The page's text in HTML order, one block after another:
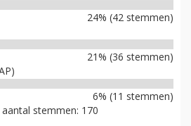
24% (42 stemmen)
21% (36 stemmen)
6% (11 stemmen)
stemmen: 170